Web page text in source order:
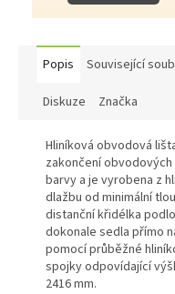
Popis Související
Diskuze Značka
Hliníková obvodová
zakončení
barvy a je vyrobena z
dlažbu od minimální
distanční křidélka
dokonale sedla přímo
pomocí průběžné
spojky odpovídající
2416 mm.